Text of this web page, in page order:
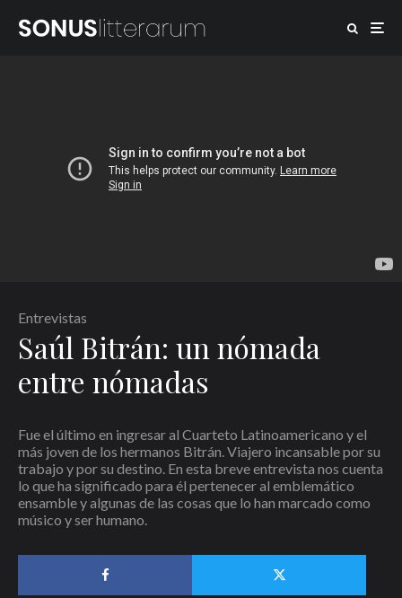
Entrevistas
Saúl Bitrán: un nómada
entre nómadas
Fue el último en ingresar al Cuarteto Latinoamericano y el
más joven de los hermanos Bitrán. Viajero incansable por su
trabajo y por su destino. En esta breve entrevista nos cuenta
lo que ha significado para él pertenecer al emblemático
ensamble y algunas de las cosas que lo han marcado como
músico y ser humano.